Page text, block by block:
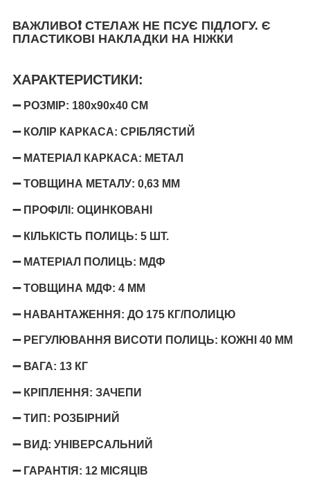
ВАЖЛИВО❗️ СТЕЛАЖ НЕ ПСУЄ ПІДЛОГУ. Є
ПЛАСТИКОВІ НАКЛАДКИ НА НІЖКИ
ХАРАКТЕРИСТИКИ:
➖ РОЗМІР: 180х90х40 СМ
➖ КОЛІР КАРКАСА: СРІБЛЯСТИЙ
➖ МАТЕРІАЛ КАРКАСА: МЕТАЛ
➖ ТОВЩИНА МЕТАЛУ: 0,63 ММ
➖ ПРОФІЛІ: ОЦИНКОВАНІ
➖ КІЛЬКІСТЬ ПОЛИЦЬ: 5 ШТ.
➖ МАТЕРІАЛ ПОЛИЦЬ: МДФ
➖ ТОВЩИНА МДФ: 4 ММ
➖ НАВАНТАЖЕННЯ: ДО 175 КГ/ПОЛИЦЮ
➖ РЕГУЛЮВАННЯ ВИСОТИ ПОЛИЦЬ: КОЖНІ 40 ММ
➖ ВАГА: 13 КГ
➖ КРІПЛЕННЯ: ЗАЧЕПИ
➖ ТИП: РОЗБІРНИЙ
➖ ВИД: УНІВЕРСАЛЬНИЙ
➖ ГАРАНТІЯ: 12 МІСЯЦІВ